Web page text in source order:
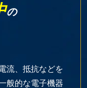
の
流、抵抗などを
般的な電子機器